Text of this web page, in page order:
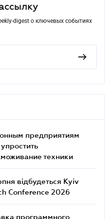
digest о ключевых событиях
предприятиям
упростить
техники
відбудеться Kyiv
Conference 2026
программного